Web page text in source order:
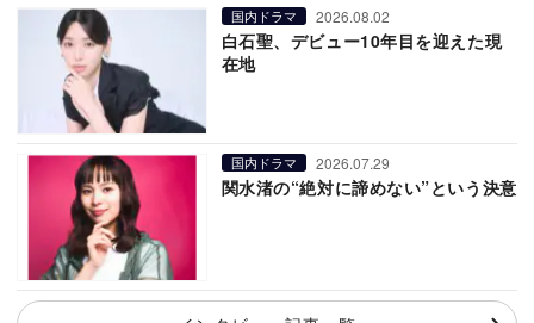
国内ドラマ 2026.08.02
白石聖、デビュー10年目を迎えた現
在地
国内ドラマ 2026.07.29
関水渚の“絶対に諦めない”という決意